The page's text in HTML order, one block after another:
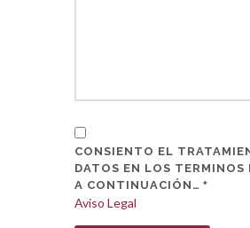
CONSIENTO EL
DATOS EN LOS TERMINOS
A CONTINUACIÓN… *
Aviso Legal